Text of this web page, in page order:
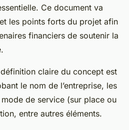
Ce document va
les points forts du projet afin
financiers de soutenir la
claire du concept est
le nom de l’entreprise, les
de service (sur place ou
entre autres éléments.